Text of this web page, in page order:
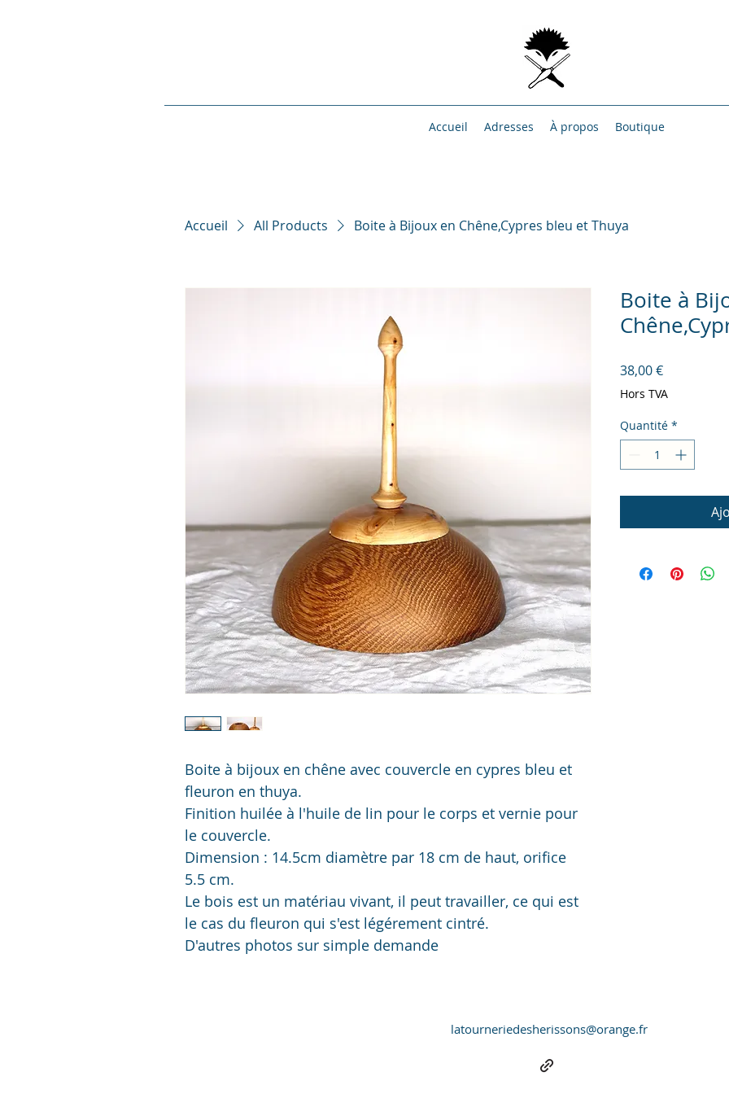
Accueil Adresses À propos Boutique
Accueil All Products Boite à Bijoux en Chêne,Cypres bleu et Thuya
Boite à bijoux en chêne avec couvercle en cypres bleu et
fleuron en thuya.
Finition huilée à l'huile de lin pour le corps et vernie pour
le couvercle.
Dimension : 14.5cm diamètre par 18 cm de haut, orifice
5.5 cm.
Le bois est un matériau vivant, il peut travailler, ce qui est
le cas du fleuron qui s'est légérement cintré.
D'autres photos sur simple demande
Boite à
38,00 €Prix
Hors TVA
Quantité *
latourneriedesherissons@orange.fr